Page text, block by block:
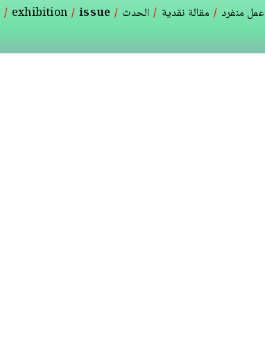
exhibition issue الحدث مقالة نقدية عمل منفرد